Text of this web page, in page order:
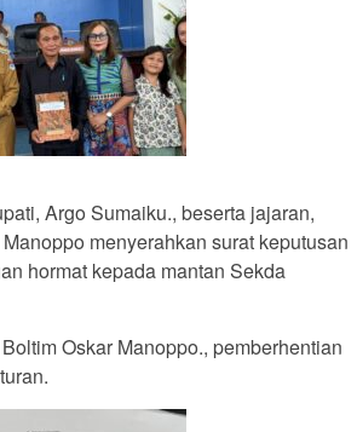
Argo Sumaiku., beserta jajaran,
menyerahkan surat keputusan
hormat kepada mantan Sekda
Oskar Manoppo., pemberhentian